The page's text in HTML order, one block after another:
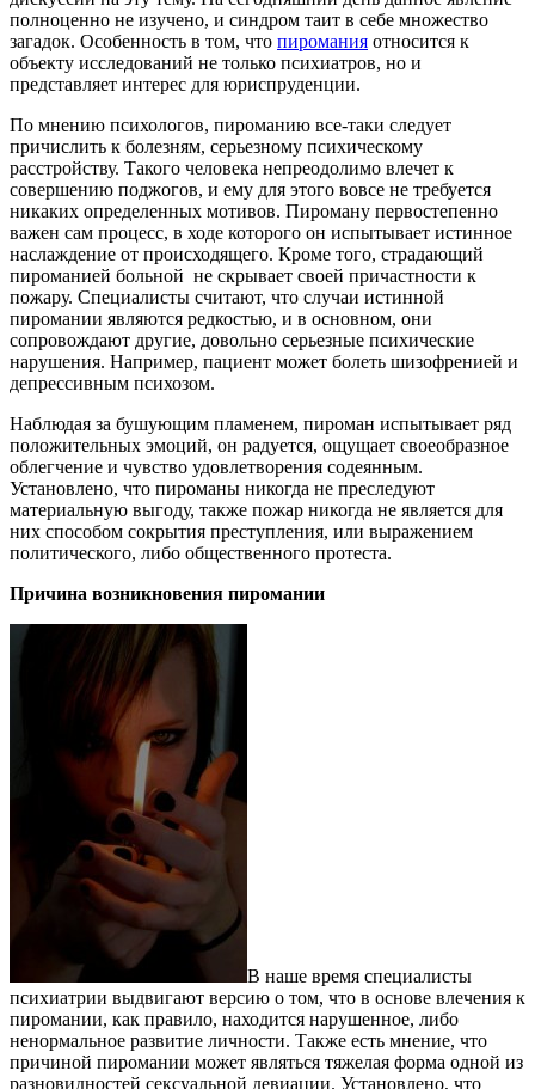
полноценно не изучено, и синдром таит в себе множество
загадок. Особенность в том, что пиромания относится к
объекту исследований не только психиатров, но и
представляет интерес для юриспруденции.
По мнению психологов, пироманию все-таки следует
причислить к болезням, серьезному психическому
расстройству. Такого человека непреодолимо влечет к
совершению поджогов, и ему для этого вовсе не требуется
никаких определенных мотивов. Пироману первостепенно
важен сам процесс, в ходе которого он испытывает истинное
наслаждение от происходящего. Кроме того, страдающий
пироманией больной не скрывает своей причастности к
пожару. Специалисты считают, что случаи истинной
пиромании являются редкостью, и в основном, они
сопровождают другие, довольно серьезные психические
нарушения. Например, пациент может болеть шизофренией и
депрессивным психозом.
Наблюдая за бушующим пламенем, пироман испытывает ряд
положительных эмоций, он радуется, ощущает своеобразное
облегчение и чувство удовлетворения содеянным.
Установлено, что пироманы никогда не преследуют
материальную выгоду, также пожар никогда не является для
них способом сокрытия преступления, или выражением
политического, либо общественного протеста.
Причина возникновения пиромании
В наше время специалисты
психиатрии выдвигают версию о том, что в основе влечения к
пиромании, как правило, находится нарушенное, либо
ненормальное развитие личности. Также есть мнение, что
причиной пиромании может являться тяжелая форма одной из
разновидностей сексуальной девиации. Установлено, что